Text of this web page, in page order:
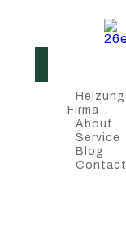
Heizung
Firma
About
Service
Blog
Contact